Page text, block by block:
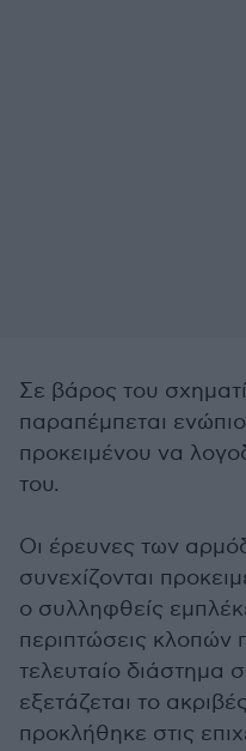
Σε βάρος του
παραπέμπεται
προκειμένου να
του.
Οι έρευνες των
συνεχίζονται
ο συλληφθείς
περιπτώσεις κλοπών
τελευταίο διάστημα
εξετάζεται το
προκλήθηκε στις